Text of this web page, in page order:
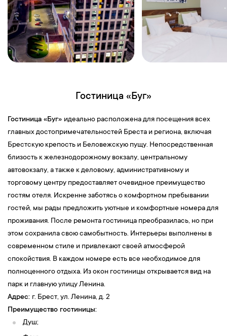
Гостиница «Буг»
Гостиница «Буг» идеально расположена для посещения всех
главных достопримечательностей Бреста и региона, включая
Брестскую крепость и Беловежскую пущу. Непосредственная
близость к железнодорожному вокзалу, центральному
автовокзалу, а также к деловому, административному и
торговому центру предоставляет очевидное преимущество
гостям отеля. Искренне заботясь о комфортном пребывании
гостей, мы рады предложить уютные и комфортные номера для
проживания. После ремонта гостиница преобразилась, но при
этом сохранила свою самобытность. Интерьеры выполнены в
современном стиле и привлекают своей атмосферой
спокойствия. В каждом номере есть все необходимое для
полноценного отдыха. Из окон гостиницы открывается вид на
парк и главную улицу Ленина.
Адрес: г. Брест, ул. Ленина, д. 2
Преимущество гостиницы:
Душ;